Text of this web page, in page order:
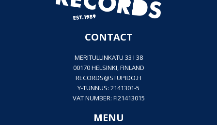
CONTACT
MERITULLINKATU 33 I 38
00170 HELSINKI, FINLAND
RECORDS@STUPIDO.FI
Y-TUNNUS: 2141301-5
VAT NUMBER: FI21413015
MENU